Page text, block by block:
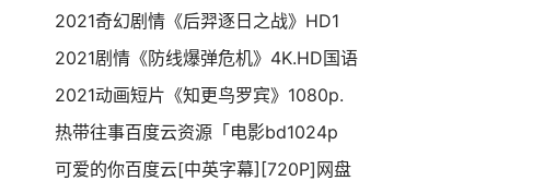
2021奇幻剧情《后羿逐日之战》HD1
2021剧情《防线爆弹危机》4K.HD国语
2021动画短片《知更鸟罗宾》1080p.
热带往事百度云资源「电影bd1024p
可爱的你百度云[中英字幕][720P]网盘